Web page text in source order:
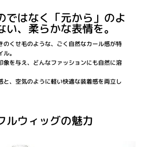
ではなく「元から」のよ
い、柔らかな表情を。
のくせ毛のような、ごく自然なカール感が特
。
象を与え、どんなファッションにも自然に溶
と、空気のように軽い快適な装着感を両立し
ルウィッグの魅力